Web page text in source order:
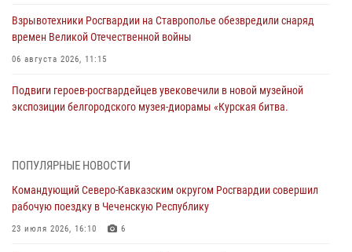
Взрывотехники Росгвардии на Ставрополье обезвредили снаряд
времен Великой Отечественной войны
06 августа 2026, 11:15
Подвиги героев‑росгвардейцев увековечили в новой музейной
экспозиции белгородского музея‑диорамы «Курская битва.
матче в Москве обеспечила Росгвардия (видео)
06 августа 2026, 10:13
ПОПУЛЯРНЫЕ НОВОСТИ
Командующий Северо-Кавказским округом Росгвардии совершил
рабочую поездку в Чеченскую Республику
23 июля 2026, 16:10 6